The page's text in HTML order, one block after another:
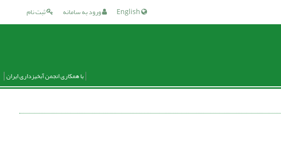
ثبت نام ورود به سامانه
با همکاری انجمن آبخیزداری ایران